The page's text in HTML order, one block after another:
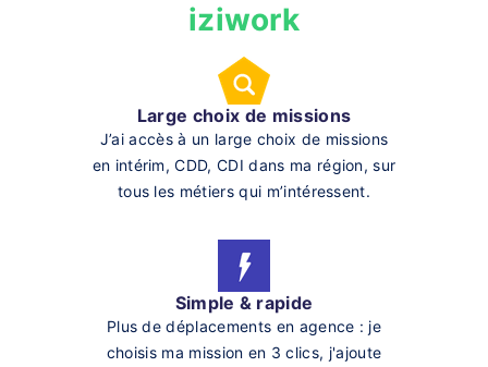
iziwork
Large choix de missions
J’ai accès à un large choix de missions
en intérim, CDD, CDI dans ma région, sur
tous les métiers qui m’intéressent.
Simple & rapide
Plus de déplacements en agence : je
choisis ma mission en 3 clics, j'ajoute